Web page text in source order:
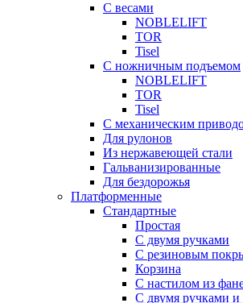
С весами
NOBLELIFT
TOR
Tisel
С ножничным подъемом
NOBLELIFT
TOR
Tisel
С механическим
Для рулонов
Из нержавеющей стали
Гальванизированные
Для бездорожья
Платформенные
Стандартные
Простая
С двумя ручками
С резиновым
Корзина
С настилом из
С двумя ручками и